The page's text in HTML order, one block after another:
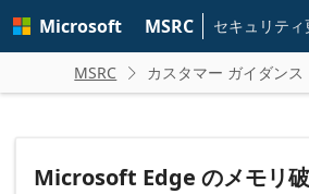
main
Microsoft MSRC セキュリテ
MSRC  カスタマー ガイダンス
Microsoft Edge のメモリ